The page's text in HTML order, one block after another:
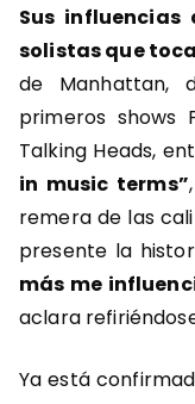
Sus
solistas que
de Manhattan,
primeros shows
Talking Heads,
in music terms”
remera de las
presente la
más me
aclara
Ya está